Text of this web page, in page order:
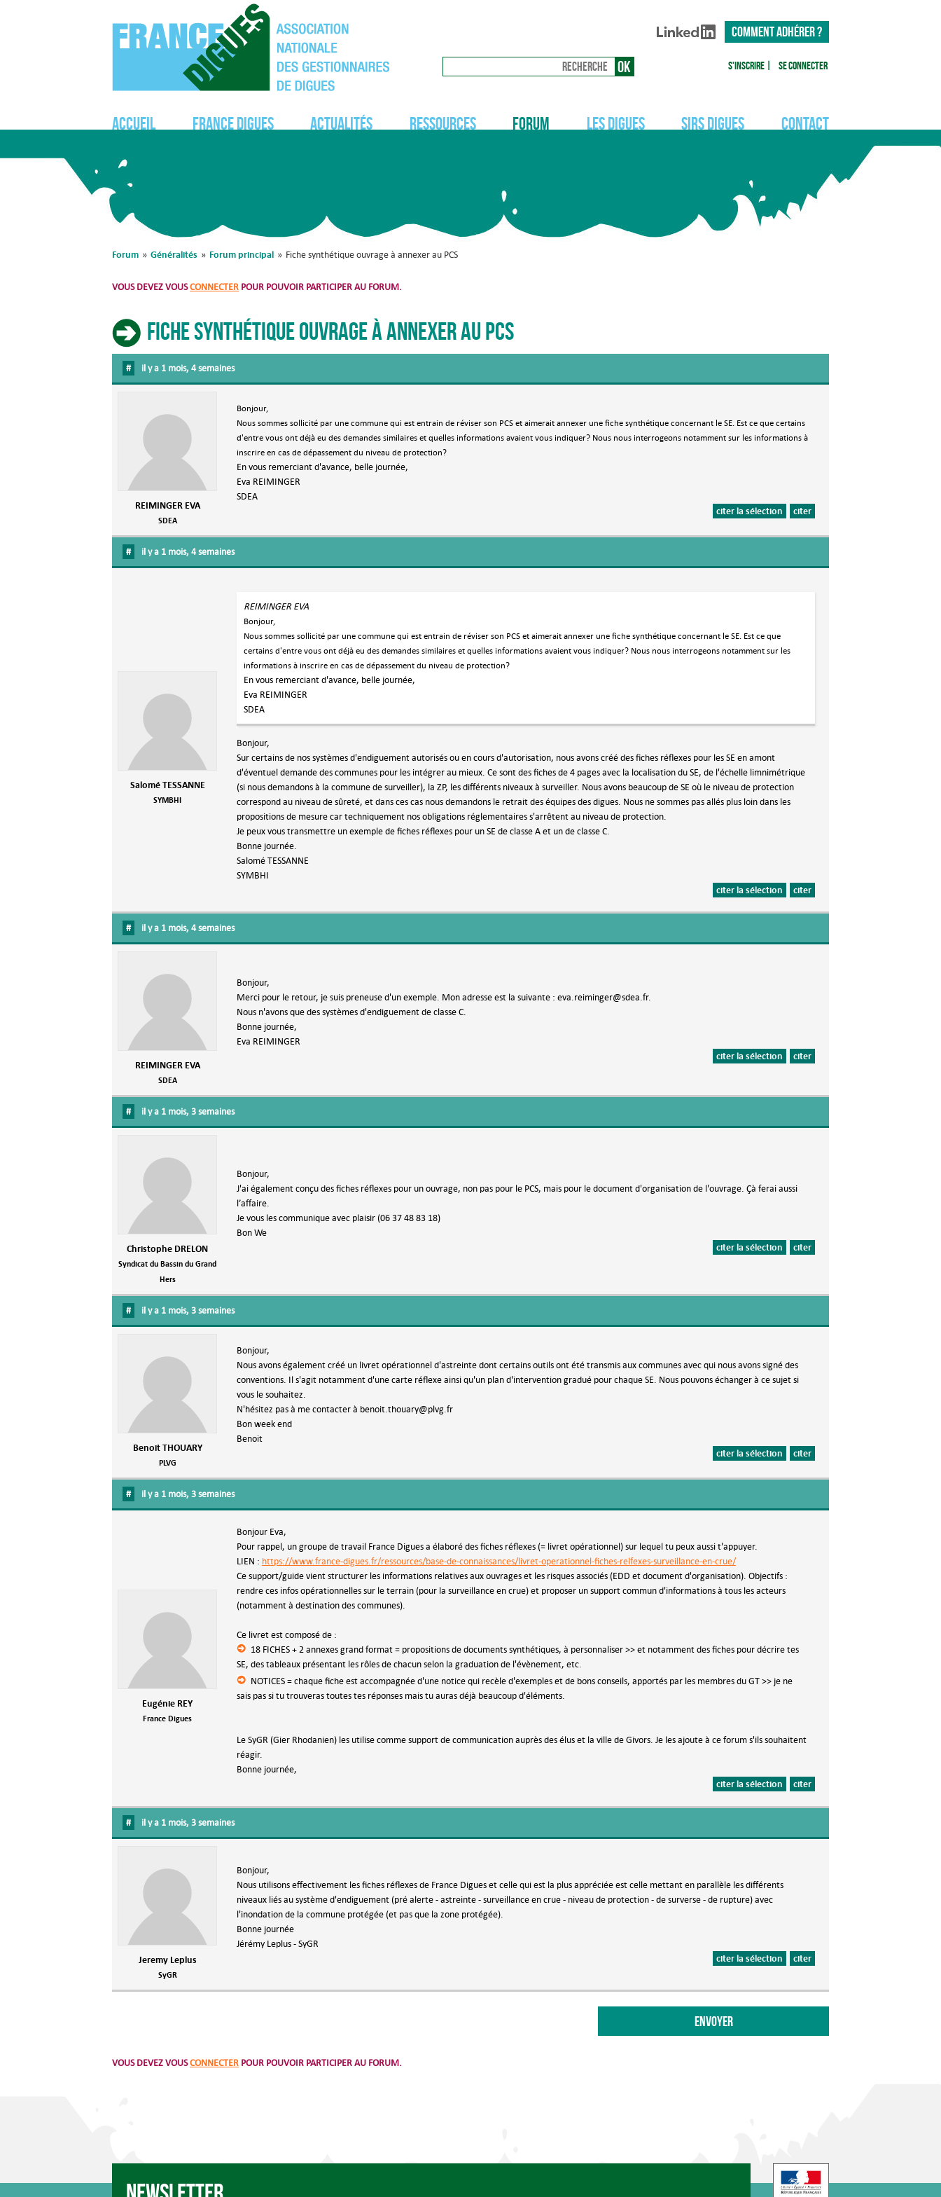
COMMENT ADHÉRER ?
S'inscrire Se connecter
Accueil France Digues Actualités Ressources Forum Les digues SIRS Digues Contact
Forum » Généralités » Forum principal » Fiche synthétique ouvrage à annexer au PCS
VOUS DEVEZ VOUSCONNECTER POUR POUVOIR PARTICIPER AU FORUM.
Fiche synthétique ouvrage à annexer au PCS
# il y a 1 mois, 4 semaines
REIMINGER EVA
SDEA
Bonjour,
Nous sommes sollicité par une commune qui est entrain de réviser son PCS et aimerait annexer unefiche synthétique concernant le SE. Est ce que certains
d'entre vous ont déjà eu des demandes similaires et quelles informations avaient vous indiquer? Nous nous interrogeons notamment sur les informations à
inscrire en cas de dépassement du niveau de protection?
En vous remerciant d'avance, belle journée,
Eva REIMINGER
SDEA
citer
citer la sélection
# il y a 1 mois, 4 semaines
Salomé TESSANNE
SYMBHI
REIMINGER EVA
Bonjour,
Nous sommes sollicité par une commune qui est entrain de réviser son PCS et aimerait annexer unefiche synthétique concernant le SE. Est ce que
certains d'entre vous ont déjà eu des demandes similaires et quelles informations avaient vous indiquer? Nous nous interrogeons notamment sur les
informations à inscrire en cas de dépassement du niveau de protection?
En vous remerciant d'avance, belle journée,
Eva REIMINGER
SDEA
Bonjour,
Sur certains de nos systèmes d'endiguement autorisés ou en cours d'autorisation, nous avons créé des fiches réflexes pour les SE en amont
d'éventuel demande des communes pour les intégrer au mieux. Ce sont des fiches de 4 pages avec la localisation du SE, de l'échelle limnimétrique
(si nous demandons à la commune de surveiller), la ZP, les différents niveaux à surveiller. Nous avons beaucoup de SE où le niveau de protection
correspond au niveau de sûreté, et dans ces cas nous demandons le retrait des équipes des digues. Nous ne sommes pas allés plus loin dans les
propositions de mesure car techniquement nos obligations réglementaires s'arrêtent au niveau de protection.
Je peux vous transmettre un exemple de fiches réflexes pour un SE de classe A et un de classe C.
Bonne journée.
Salomé TESSANNE
SYMBHI
citer
citer la sélection
# il y a 1 mois, 4 semaines
REIMINGER EVA
SDEA
Bonjour,
Merci pour le retour, je suis preneuse d'un exemple. Mon adresse est la suivante : eva.reiminger@sdea.fr.
Nous n'avons que des systèmes d'endiguement de classe C.
Bonne journée,
Eva REIMINGER
citer
citer la sélection
# il y a 1 mois, 3 semaines
Christophe DRELON
Syndicat du Bassin du Grand
Hers
Bonjour,
J'ai également conçu des fiches réflexes pour un ouvrage, non pas pour le PCS, mais pour le document d'organisation de l'ouvrage. Çà ferai aussi
l’affaire.
Je vous les communique avec plaisir (06 37 48 83 18)
Bon We
citer
citer la sélection
# il y a 1 mois, 3 semaines
Benoit THOUARY
PLVG
Bonjour,
Nous avons également créé un livret opérationnel d'astreinte dont certains outils ont été transmis aux communes avec qui nous avons signé des
conventions. Il s'agit notamment d'une carte réflexe ainsi qu'un plan d'intervention gradué pour chaque SE. Nous pouvons échanger à ce sujet si
vous le souhaitez.
N'hésitez pas à me contacter à benoit.thouary@plvg.fr
Bon week end
Benoit
citer
citer la sélection
# il y a 1 mois, 3 semaines
Eugénie REY
France Digues
Bonjour Eva,
Pour rappel, un groupe de travail France Digues a élaboré des fiches réflexes (= livret opérationnel) sur lequel tu peux aussi t'appuyer.
LIEN : https://www.france-digues.fr/ressources/base-de-connaissances/livret-operationnel-fiches-relfexes-surveillance-en-crue/
Ce support/guide vient structurer les informations relatives aux ouvrages et les risques associés (EDD et document d'organisation). Objectifs :
rendre ces infos opérationnelles sur le terrain (pour la surveillance en crue) et proposer un support commun d'informations à tous les acteurs
(notamment à destination des communes).
Ce livret est composé de :
18 FICHES + 2 annexes grand format = propositions de documents synthétiques, à personnaliser >> et notamment des fiches pour décrire tes
SE, des tableaux présentant les rôles de chacun selon la graduation de l'évènement, etc.
NOTICES = chaque fiche est accompagnée d'une notice qui recèle d'exemples et de bons conseils, apportés par les membres du GT >> je ne
sais pas si tu trouveras toutes tes réponses mais tu auras déjà beaucoup d'éléments.
Le SyGR (Gier Rhodanien) les utilise comme support de communication auprès des élus et la ville de Givors. Je les ajoute à ce forum s'ils souhaitent
réagir.
Bonne journée,
citer
citer la sélection
# il y a 1 mois, 3 semaines
Jeremy Leplus
SyGR
Bonjour,
Nous utilisons effectivement les fiches réflexes de France Digues et celle qui est la plus appréciée est celle mettant en parallèle les différents
niveaux liés au système d'endiguement (pré alerte - astreinte - surveillance en crue - niveau de protection - de surverse - de rupture) avec
l'inondation de la commune protégée (et pas que la zone protégée).
Bonne journée
Jérémy Leplus - SyGR
citer
citer la sélection
VOUS DEVEZ VOUSCONNECTER POUR POUVOIR PARTICIPER AU FORUM.